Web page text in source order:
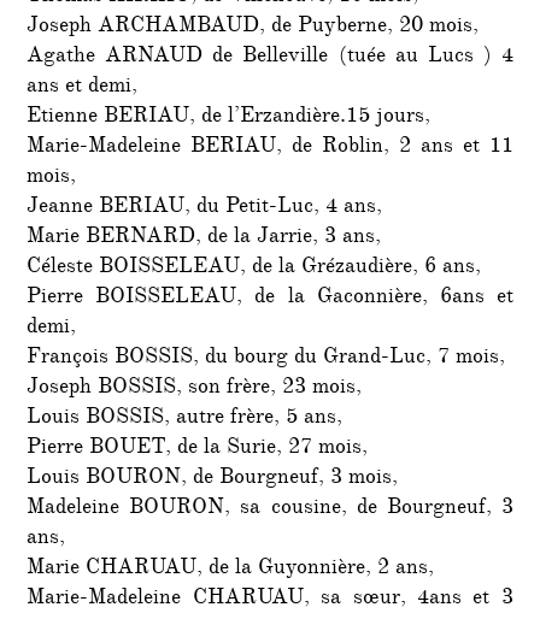
Joseph ARCHAMBAUD, de Puyberne, 20 mois,
Agathe ARNAUD de Belleville (tuée au Lucs ) 4
ans et demi,
Etienne BERIAU, de l’Erzandière.15 jours,
Marie-Madeleine BERIAU, de Roblin, 2 ans et 11
mois,
Jeanne BERIAU, du Petit-Luc, 4 ans,
Marie BERNARD, de la Jarrie, 3 ans,
Céleste BOISSELEAU, de la Grézaudière, 6 ans,
Pierre BOISSELEAU, de la Gaconnière, 6ans et
demi,
François BOSSIS, du bourg du Grand-Luc, 7 mois,
Joseph BOSSIS, son frère, 23 mois,
Louis BOSSIS, autre frère, 5 ans,
Pierre BOUET, de la Surie, 27 mois,
Louis BOURON, de Bourgneuf, 3 mois,
Madeleine BOURON, sa cousine, de Bourgneuf, 3
ans,
Marie CHARUAU, de la Guyonnière, 2 ans,
Marie-Madeleine CHARUAU, sa sœur, 4ans et 3